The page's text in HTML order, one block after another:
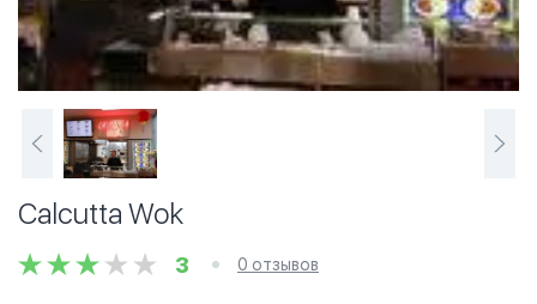
Calcutta Wok
3 0 отзывов